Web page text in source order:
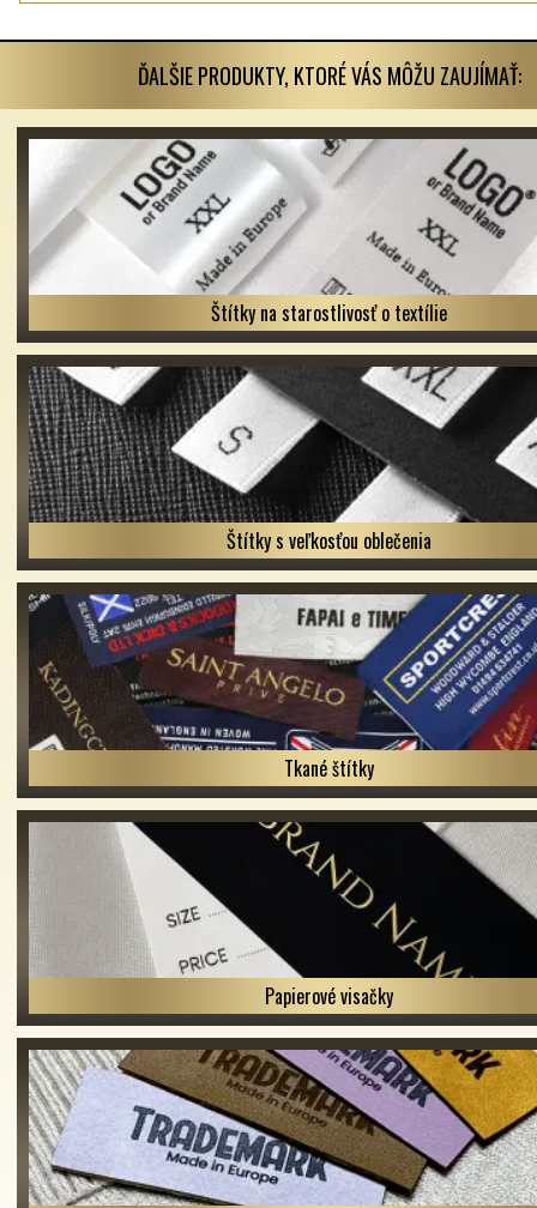
ĎALŠIE PRODUKTY, KTORÉ VÁS MÔŽU ZAUJÍMAŤ:
Štítky na starostlivosť o textílie
Štítky s veľkosťou oblečenia
Tkané štítky
Papierové visačky